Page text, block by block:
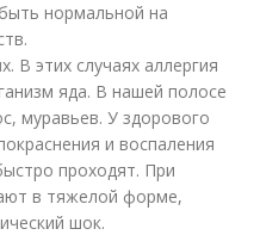
нормальной на
В этих случаях аллергия
яда. В нашей полосе
муравьев. У здорового
и воспаления
проходят. При
в тяжелой форме,
шок.